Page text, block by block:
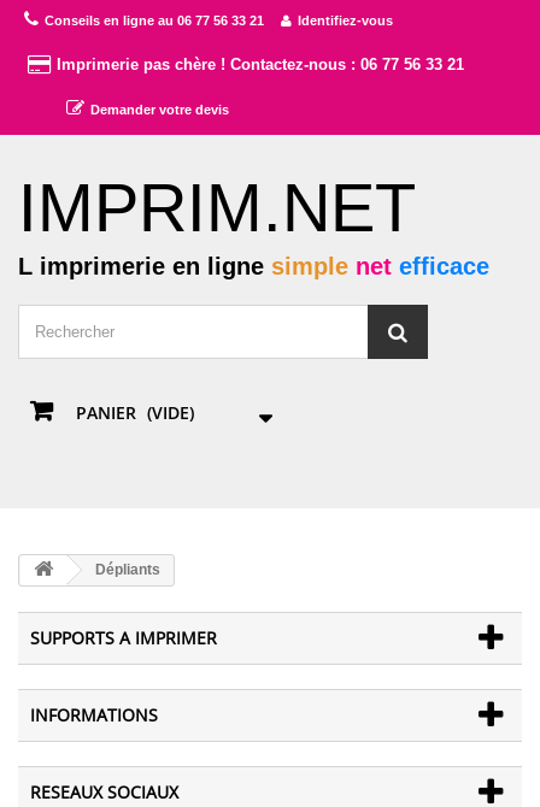
Conseils en ligne au 06 77 56 33 21 Identifiez-vous
Imprimerie pas chère ! Contactez-nous : 06 77 56 33 21
Demander votre devis
IMPRIM.NET
L imprimerie en ligne simple net efficace
PANIER (VIDE)
Dépliants
SUPPORTS A IMPRIMER
INFORMATIONS
RESEAUX SOCIAUX